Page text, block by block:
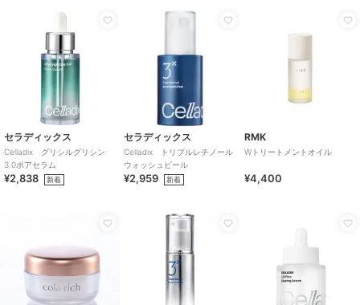
セラディックス
Celladix グリシルグリシン
3.0ポアセラム
¥2,838 新着
セラディックス
Celladix トリプルレチノール
ウォッシュピール
¥2,959 新着
RMK
Wトリートメントオイル
¥4,400